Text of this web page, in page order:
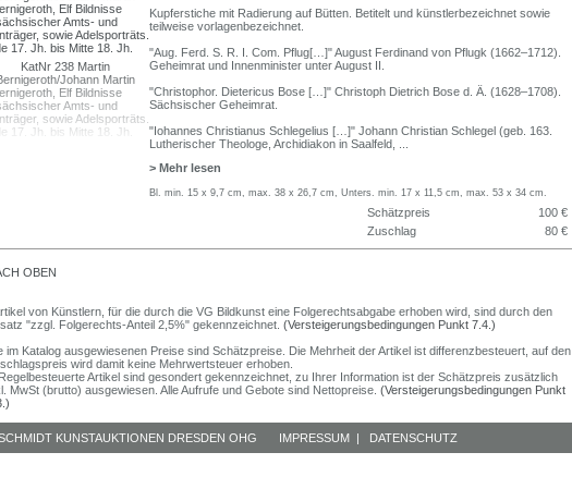
Kupferstiche mit Radierung auf Bütten. Betitelt und künstlerbezeichnet sowie
teilweise vorlagenbezeichnet.
"Aug. Ferd. S. R. I. Com. Pflug[…]" August Ferdinand von Pflugk (1662–1712).
Geheimrat und Innenminister unter August II.
"Christophor. Dietericus Bose […]" Christoph Dietrich Bose d. Ä. (1628–1708).
Sächsischer Geheimrat.
"Iohannes Christianus Schlegelius […]" Johann Christian Schlegel (geb. 163.
Lutherischer Theologe, Archidiakon in Saalfeld,
> Mehr lesen
Bl. min. 15 x 9,7 cm, max. 38 x 26,7 cm, Unters. min. 17 x 11,5 cm, max. 53 x 34 cm.
Schätzpreis
100 €
Zuschlag
80 €
OBEN
von Künstlern, für die durch die VG Bildkunst eine Folgerechtsabgabe erhoben wird, sind durch den
"zzgl. Folgerechts-Anteil 2,5%" gekennzeichnet. (Versteigerungsbedingungen Punkt 7.4.)
im Katalog ausgewiesenen Preise sind Schätzpreise. Die Mehrheit der Artikel ist differenzbesteuert, auf den
wird damit keine Mehrwertsteuer erhoben.
Artikel sind gesondert gekennzeichnet, zu Ihrer Information ist der Schätzpreis zusätzlich
MwSt (brutto) ausgewiesen. Alle Aufrufe und Gebote sind Nettopreise. (Versteigerungsbedingungen Punkt
KUNSTAUKTIONEN DRESDEN OHG IMPRESSUM | DATENSCHUTZ